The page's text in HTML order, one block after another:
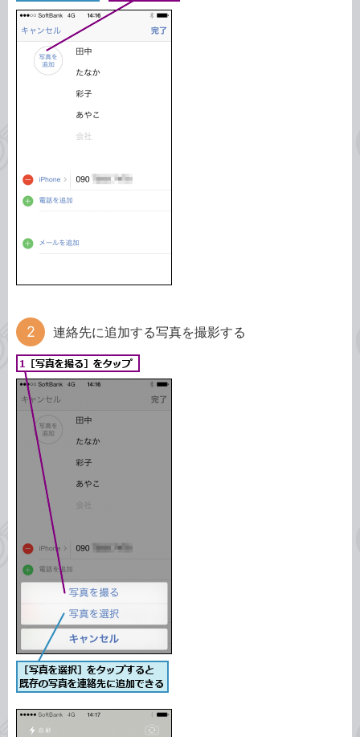
連絡先に追加する写真を撮影する